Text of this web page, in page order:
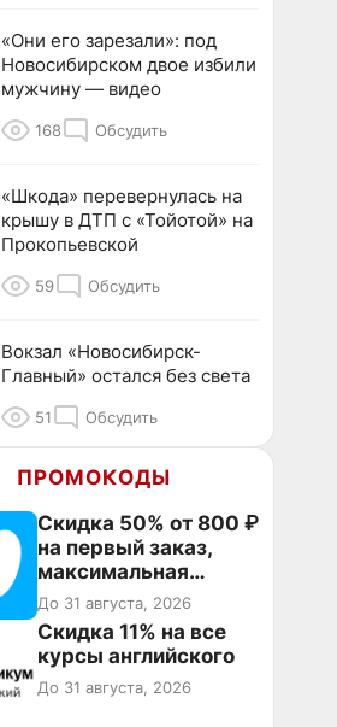
«Они его зарезали»: под
Новосибирском двое избили
мужчину — видео
168 Обсудить
«Шкода» перевернулась на
крышу в ДТП с «Тойотой» на
Прокопьевской
59 Обсудить
Вокзал «Новосибирск-
Главный» остался без света
51 Обсудить
ПРОМОКОДЫ
Скидка 50% от 800 ₽
на первый заказ,
максимальная
скидка 600 ₽
До 31 августа, 2026
Скидка 11% на все
курсы английского
До 31 августа, 2026